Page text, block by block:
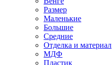
Размер
Маленькие
Большие
Средние
Отделка и материал
МДФ
Пластик